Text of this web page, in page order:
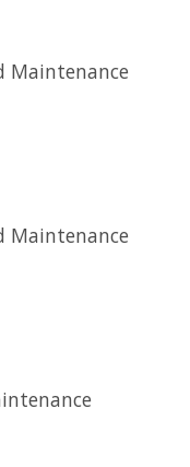
Maintenance
Maintenance